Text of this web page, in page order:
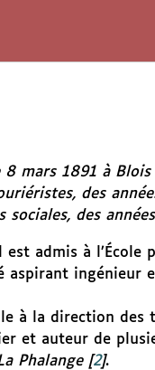
mars 1891 à
des
des
admis à l’École
aspirant ingénieur
à la direction des
et auteur de
Phalange[2].